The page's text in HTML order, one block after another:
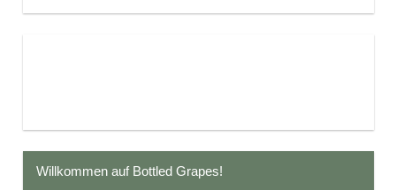
Willkommen auf Bottled Grapes!